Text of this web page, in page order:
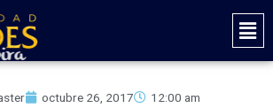
Main
octubre 26, 2017 12:00 am